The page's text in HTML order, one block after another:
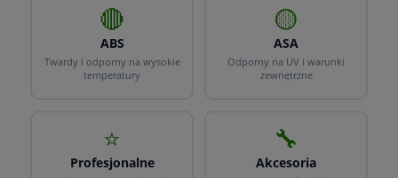
🔴
ABS
Twardy i odporny na wysokie
temperatury
🟡
ASA
Odporny na UV i warunki
zewnętrzne
⭐
Profesjonalne
🔧
Akcesoria